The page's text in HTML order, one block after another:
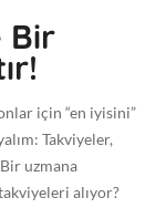
Bir
için “en iyisini”
Takviyeler,
Bir uzmana
alıyor?